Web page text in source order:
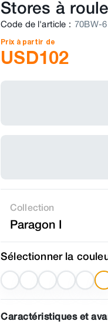
Stores à
Code de l'article : 70BW-6
Prix à partir de
USD102
Collection
Paragon I
Sélectionner la
Caractéristiques et